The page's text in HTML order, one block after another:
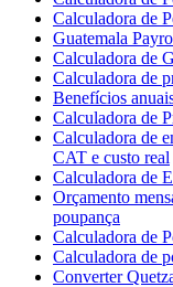
Calculadora de
Guatemala
Calculadora de
Calculadora de
Benefícios
Calculadora de
Calculadora de
CAT e custo real
Calculadora de
Orçamento
poupança
Calculadora de
Calculadora de
Converter